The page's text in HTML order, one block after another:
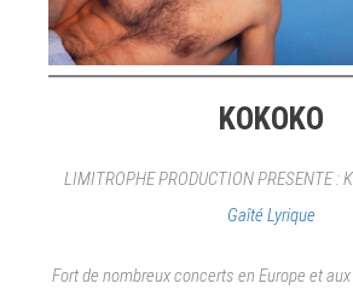
KOKOKO
LIMITROPHE PRODUCTION PRESENTE :
Gaîté Lyrique
Fort de nombreux concerts en Europe et